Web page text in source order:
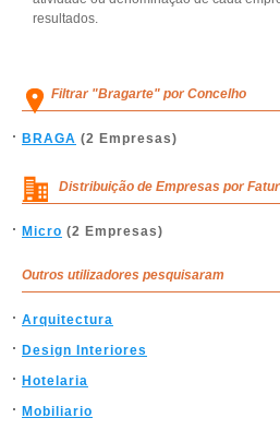
resultados.
Filtrar "Bragarte" por Concelho
BRAGA (2 Empresas)
Distribuição de Empresas por
Micro (2 Empresas)
Outros utilizadores pesquisaram
Arquitectura
Design Interiores
Hotelaria
Mobiliario